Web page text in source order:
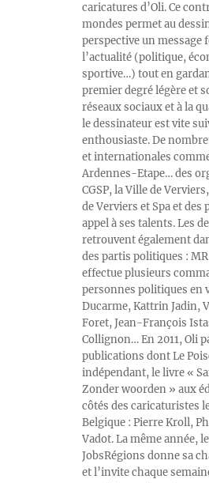
caricatures d’Oli. Ce
mondes permet au
perspective un message
l’actualité (politique,
sportive…) tout en
premier degré légère et
réseaux sociaux et à la
le dessinateur est vite
enthousiaste. De
et internationales
Ardennes-Etape… des
CGSP, la Ville de
de Verviers et Spa et
appel à ses talents. Les
retrouvent également
des partis politiques :
effectue plusieurs
personnes politiques en
Ducarme, Kattrin Jadin,
Foret, Jean-François
Collignon… En 2011, Oli
publications dont Le
indépendant, le livre «
Zonder woorden » aux
côtés des caricaturistes
Belgique : Pierre Kroll,
Vadot. La même année,
JobsRégions donne sa
et l’invite chaque